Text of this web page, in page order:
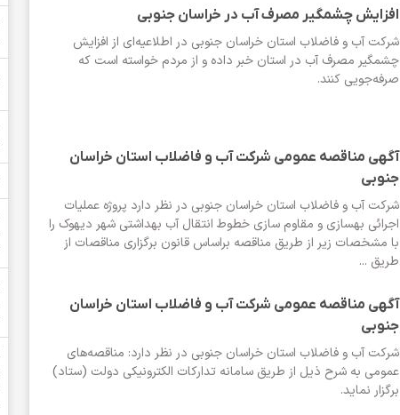
افزایش چشمگیر مصرف آب در خراسان جنوبی
شرکت آب و فاضلاب استان خراسان جنوبی در اطلاعیه‌ای از افزایش
چشمگیر مصرف آب در استان خبر داده و از مردم خواسته است که
صرفه‌جویی کنند.
آگهی مناقصه عمومی شرکت آب و فاضلاب استان خراسان
جنوبی
شرکت آب و فاضلاب استان خراسان جنوبی در نظر دارد پروژه عملیات
اجرائی بهسازی و مقاوم سازی خطوط انتقال آب بهداشتی شهر دیهوک را
با مشخصات زیر از طریق مناقصه براساس قانون برگزاری مناقصات از
طریق ...
آگهی مناقصه عمومی شرکت آب و فاضلاب استان خراسان
جنوبی
شرکت آب و فاضلاب استان خراسان جنوبی در نظر دارد: مناقصه‌های
عمومی به شرح ذیل از طریق سامانه تدارکات الکترونیکی دولت (ستاد)
برگزار نماید.